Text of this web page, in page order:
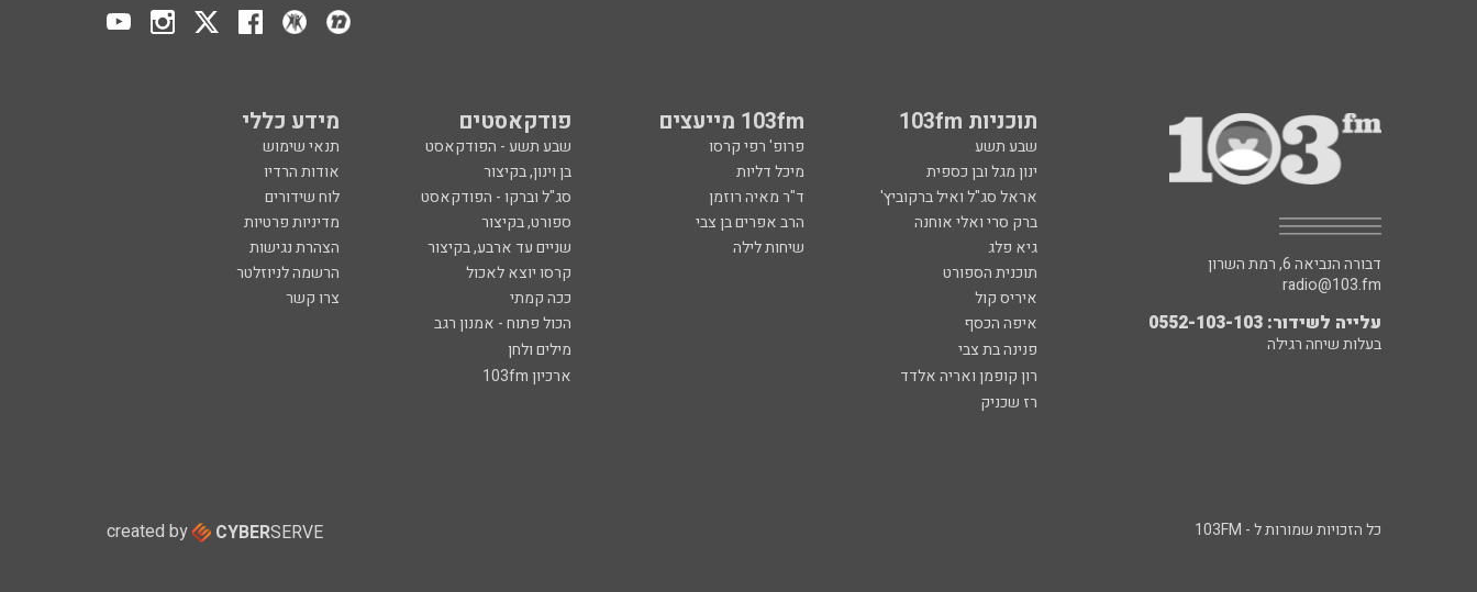
תוכניות 103fm 103fm מייעצים פודקאסטים מידע כללי
שבע תשע פרופ' רפי קרסו שבע תשע - הפודקאסט
תנאי שימוש
ינון מגל ובן כספית
מיכל דליות בן וינון, בקיצור
אודות הרדיו
אראל סג"ל ואיל ברקוביץ'
ד"ר מאיה רוזמן סג"ל וברקו - הפודקאסט
לוח שידורים
ברק סרי ואלי אוחנה
הרב אפרים בן צבי ספורט, בקיצור
מדיניות פרטיות
גיא פלג
שיחות לילה שניים עד ארבע, בקיצור
הצהרת נגישות
תוכנית הספורט
קרסו יוצא לאכול
הרשמה לניוזלטר
איריס קול
ככה קמתי
צרו קשר
איפה הכסף
הכול פתוח - אמנון רגב
פנינה בת צבי
מילים ולחן
רון קופמן ואריה אלדד
ארכיון 103fm
רז שכניק
דבורה הנביאה 6, רמת השרון
radio@103.fm
עלייה לשידור: 0552-103-103
בעלות שיחה רגילה
כל הזכויות שמורות ל - 103FM created by CYBERSERVE